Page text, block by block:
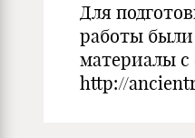
Для
работы
материалы с
http://